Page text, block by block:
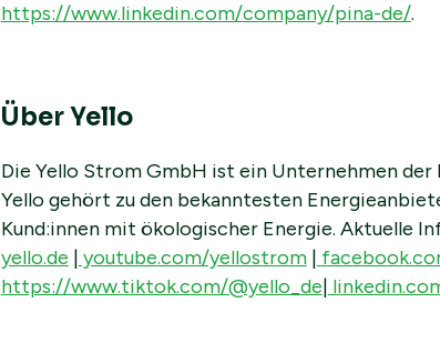
https://www.linkedin.com/company/pina-de/.
Über Yello
Die Yello Strom GmbH ist ein Unternehmen
Yello gehört zu den bekanntesten
Kund:innen mit ökologischer Energie. Aktuelle
yello.de | youtube.com/yellostrom|
https://www.tiktok.com/@yello_de|